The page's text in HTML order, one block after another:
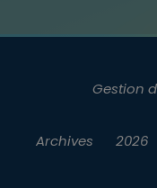
Gestion
Archives 2026